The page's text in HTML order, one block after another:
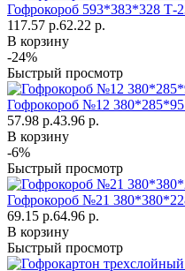
Гофрокороб 593*383*328 Т-
117.57 р.62.22 р.
В корзину
-24%
Быстрый просмотр
Гофрокороб №12
57.98 р.43.96 р.
В корзину
-6%
Быстрый просмотр
Гофрокороб №21
69.15 р.64.96 р.
В корзину
Быстрый просмотр